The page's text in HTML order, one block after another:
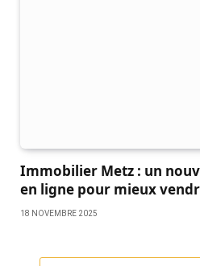
Immobilier Metz : un
en ligne pour mieux
18 NOVEMBRE 2025